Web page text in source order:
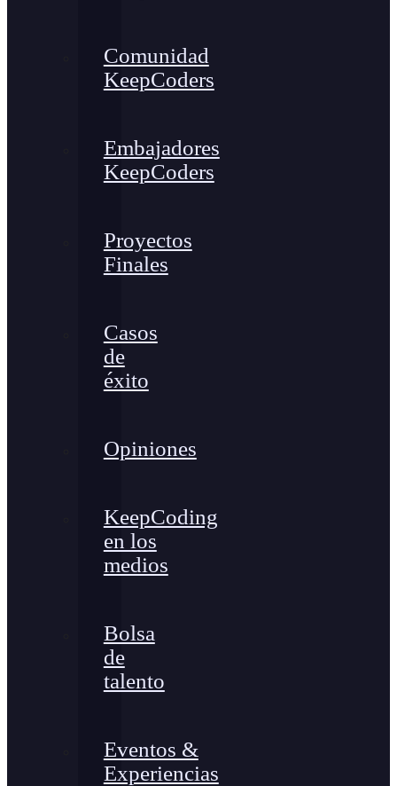
Comunidad
KeepCoders
Embajadores
KeepCoders
Proyectos
Finales
Casos
de
éxito
Opiniones
KeepCoding
en los
medios
Bolsa
de
talento
Eventos &
Experiencias